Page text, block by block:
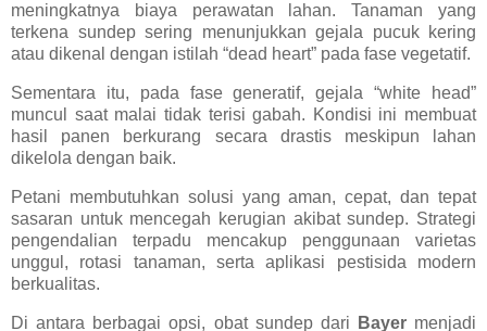
meningkatnya biaya perawatan lahan. Tanaman yang
terkena sundep sering menunjukkan gejala pucuk kering
atau dikenal dengan istilah “dead heart” pada fase vegetatif.
Sementara itu, pada fase generatif, gejala “white head”
muncul saat malai tidak terisi gabah. Kondisi ini membuat
hasil panen berkurang secara drastis meskipun lahan
dikelola dengan baik.
Petani membutuhkan solusi yang aman, cepat, dan tepat
sasaran untuk mencegah kerugian akibat sundep. Strategi
pengendalian terpadu mencakup penggunaan varietas
unggul, rotasi tanaman, serta aplikasi pestisida modern
berkualitas.
Di antara berbagai opsi, obat sundep dari Bayermenjadi